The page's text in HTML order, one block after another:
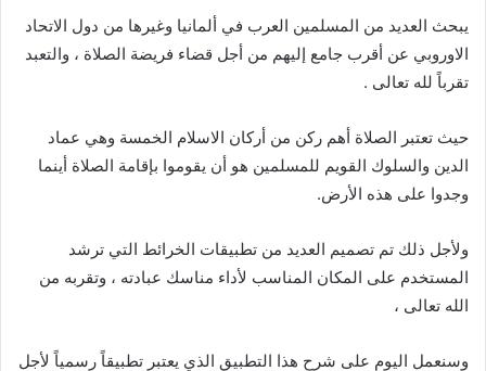
يبحث العديد من المسلمين العرب في ألمانيا وغيرها من دول الاتحاد
الاوروبي عن أقرب جامع إليهم من أجل قضاء فريضة الصلاة ، والتعبد
تقرباً لله تعالى .
حيث تعتبر الصلاة أهم ركن من أركان الاسلام الخمسة وهي عماد
الدين والسلوك القويم للمسلمين هو أن يقوموا بإقامة الصلاة أينما
وجدوا على هذه الأرض.
ولأجل ذلك تم تصميم العديد من تطبيقات الخرائط التي ترشد
المستخدم على المكان المناسب لأداء مناسك عبادته ، وتقربه من
الله تعالى ،
وسنعمل اليوم على شرح هذا التطبيق الذي يعتبر تطبيقاً رسمياً لأجل